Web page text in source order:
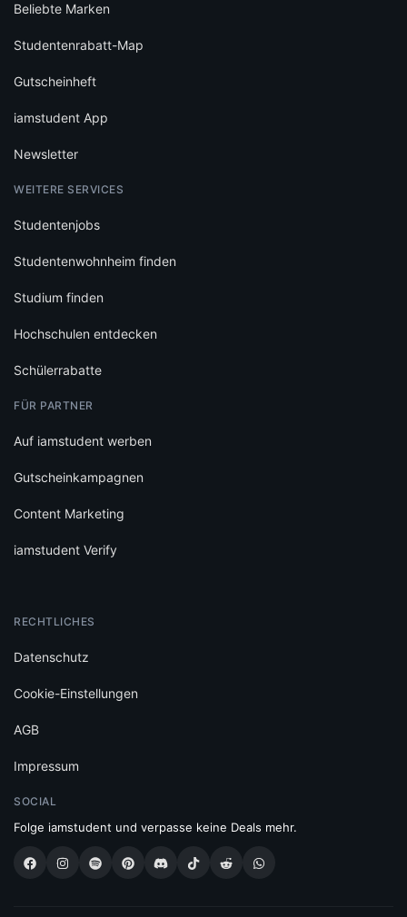
Beliebte Marken
Studentenrabatt-Map
Gutscheinheft
iamstudent App
Newsletter
WEITERE SERVICES
Studentenjobs
Studentenwohnheim finden
Studium finden
Hochschulen entdecken
Schülerrabatte
FÜR PARTNER
Auf iamstudent werben
Gutscheinkampagnen
Content Marketing
iamstudent Verify
RECHTLICHES
Datenschutz
Cookie-Einstellungen
AGB
Impressum
SOCIAL
Folge iamstudent und verpasse keine Deals mehr.